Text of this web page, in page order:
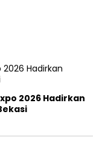
2026 Hadirkan